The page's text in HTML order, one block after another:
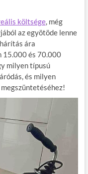
költsége, még
az egyötöde lenne
ára
15.000 és 70.000
milyen típusú
és milyen